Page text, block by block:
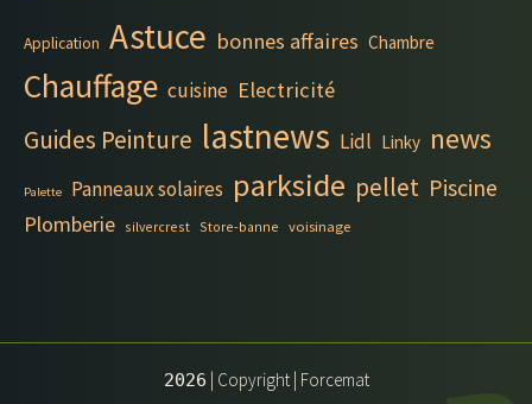
Application Astuce bonnes affaires Chambre
Chauffage cuisine Electricité
Guides Peinture lastnews Lidl Linky news
Palette Panneaux solaires parkside pellet Piscine
Plomberie silvercrest Store-banne voisinage
2026 | Copyright | Forcemat